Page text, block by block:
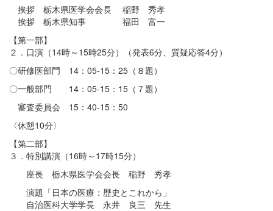
挨拶 栃木県医学会会長 稲野 秀孝
挨拶 栃木県知事 福田 富一
【第一部】
２．口演（14時～15時25分）（発表6分、質疑応答4分）
〇研修医部門 14：05-15：25（８ 題）
〇一般部門 14：05-15：15 （７題）
審査委員会 15：40-15：50
〈休憩10分〉
【第二部】
３．特別講演（16時～17時15分）
座長 栃木県医学会会長 稲野 秀孝
演題「日本の医療：歴史とこれから」
自治医科大学学長 永井 良三 先生